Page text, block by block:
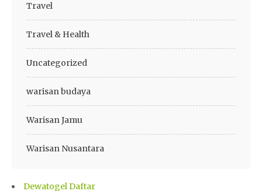
Travel
Travel & Health
Uncategorized
warisan budaya
Warisan Jamu
Warisan Nusantara
Dewatogel Daftar